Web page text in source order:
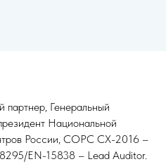
партнер, Генеральный
Национальной
России, COPC CX-2016 –
EN-15838 – Lead Auditor.